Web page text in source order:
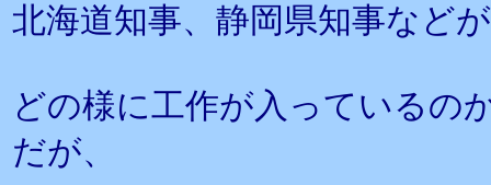
北海道知事、静岡県知事など
どの様に工作が入っているの
だが、